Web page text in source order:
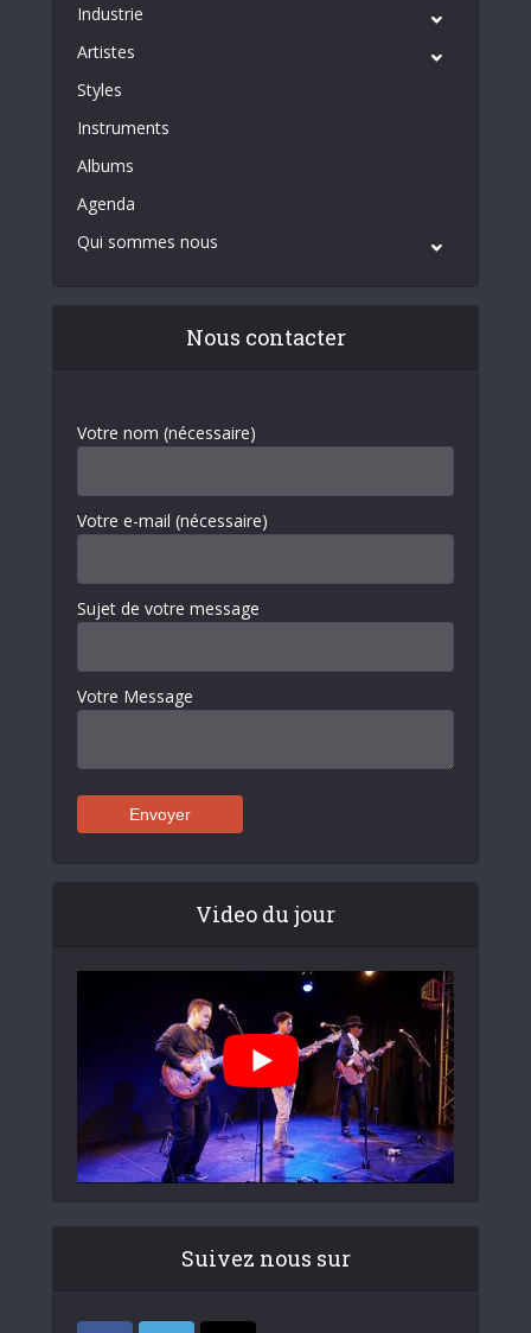
Industrie
Artistes
Styles
Instruments
Albums
Agenda
Qui sommes nous
Nous contacter
Votre nom (nécessaire)
Votre e-mail (nécessaire)
Sujet de votre message
Votre Message
Video du jour
Suivez nous sur